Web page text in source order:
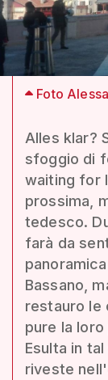
Foto
Alles klar?
sfoggio di
waiting for
prossima,
tedesco.
farà da
Bassano,
restauro le
pure la
Esulta in
riveste